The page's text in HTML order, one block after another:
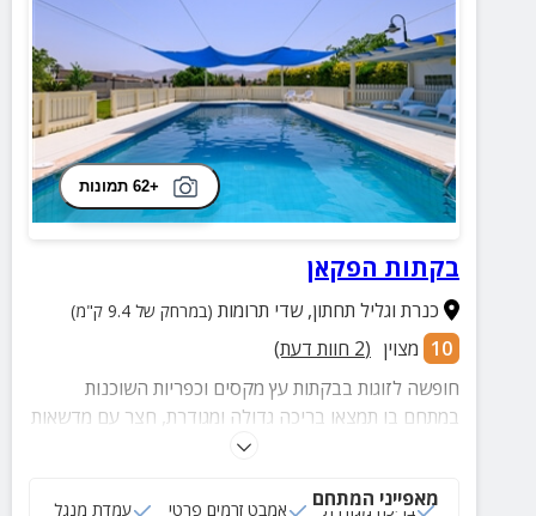
+62 תמונות
בקתות הפקאן
כנרת וגליל תחתון,שדי תרומות (במרחק של 9.4 ק"מ)
10 מצוין (
2 חוות דעת)
חופשה לזוגות בבקתות עץ מקסים וכפריות השוכנות
במתחם בו תמצאו בריכה גדולה ומגודרת, חצר עם מדשאות
ירוקות ומגוון פינות ישיבה, נופים ממכרים להרי הגלבוע
מאפייני המתחם
בריכה מגודרת אמבט זרמים פרטי עמדת מנגל